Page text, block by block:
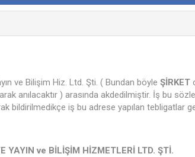
ve Bilişim Hiz. Ltd. Şti. ( Bundan böyle ŞİRKET
anılacaktır ) arasında akdedilmiştir. İş bu
bildirilmedikçe iş bu adrese yapılan tebligatlar
YAYIN ve BİLİŞİM HİZMETLERİ LTD. ŞTİ.